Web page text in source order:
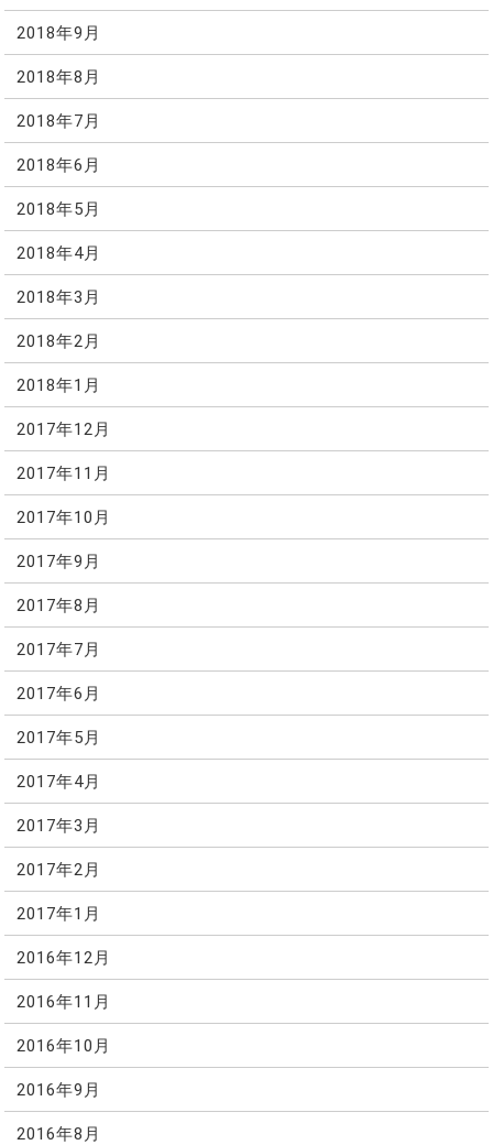
2018年9月
2018年8月
2018年7月
2018年6月
2018年5月
2018年4月
2018年3月
2018年2月
2018年1月
2017年12月
2017年11月
2017年10月
2017年9月
2017年8月
2017年7月
2017年6月
2017年5月
2017年4月
2017年3月
2017年2月
2017年1月
2016年12月
2016年11月
2016年10月
2016年9月
2016年8月